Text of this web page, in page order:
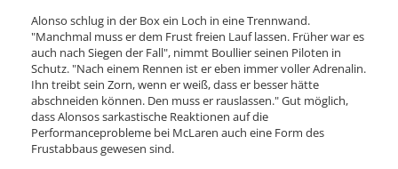
Alonso schlug in der Box ein Loch in eine Trennwand.
"Manchmal muss er dem Frust freien Lauf lassen. Früher war es
auch nach Siegen der Fall", nimmt Boullier seinen Piloten in
Schutz. "Nach einem Rennen ist er eben immer voller Adrenalin.
Ihn treibt sein Zorn, wenn er weiß, dass er besser hätte
abschneiden können. Den muss er rauslassen." Gut möglich,
dass Alonsos sarkastische Reaktionen auf die
Performanceprobleme bei McLaren auch eine Form des
Frustabbaus gewesen sind.